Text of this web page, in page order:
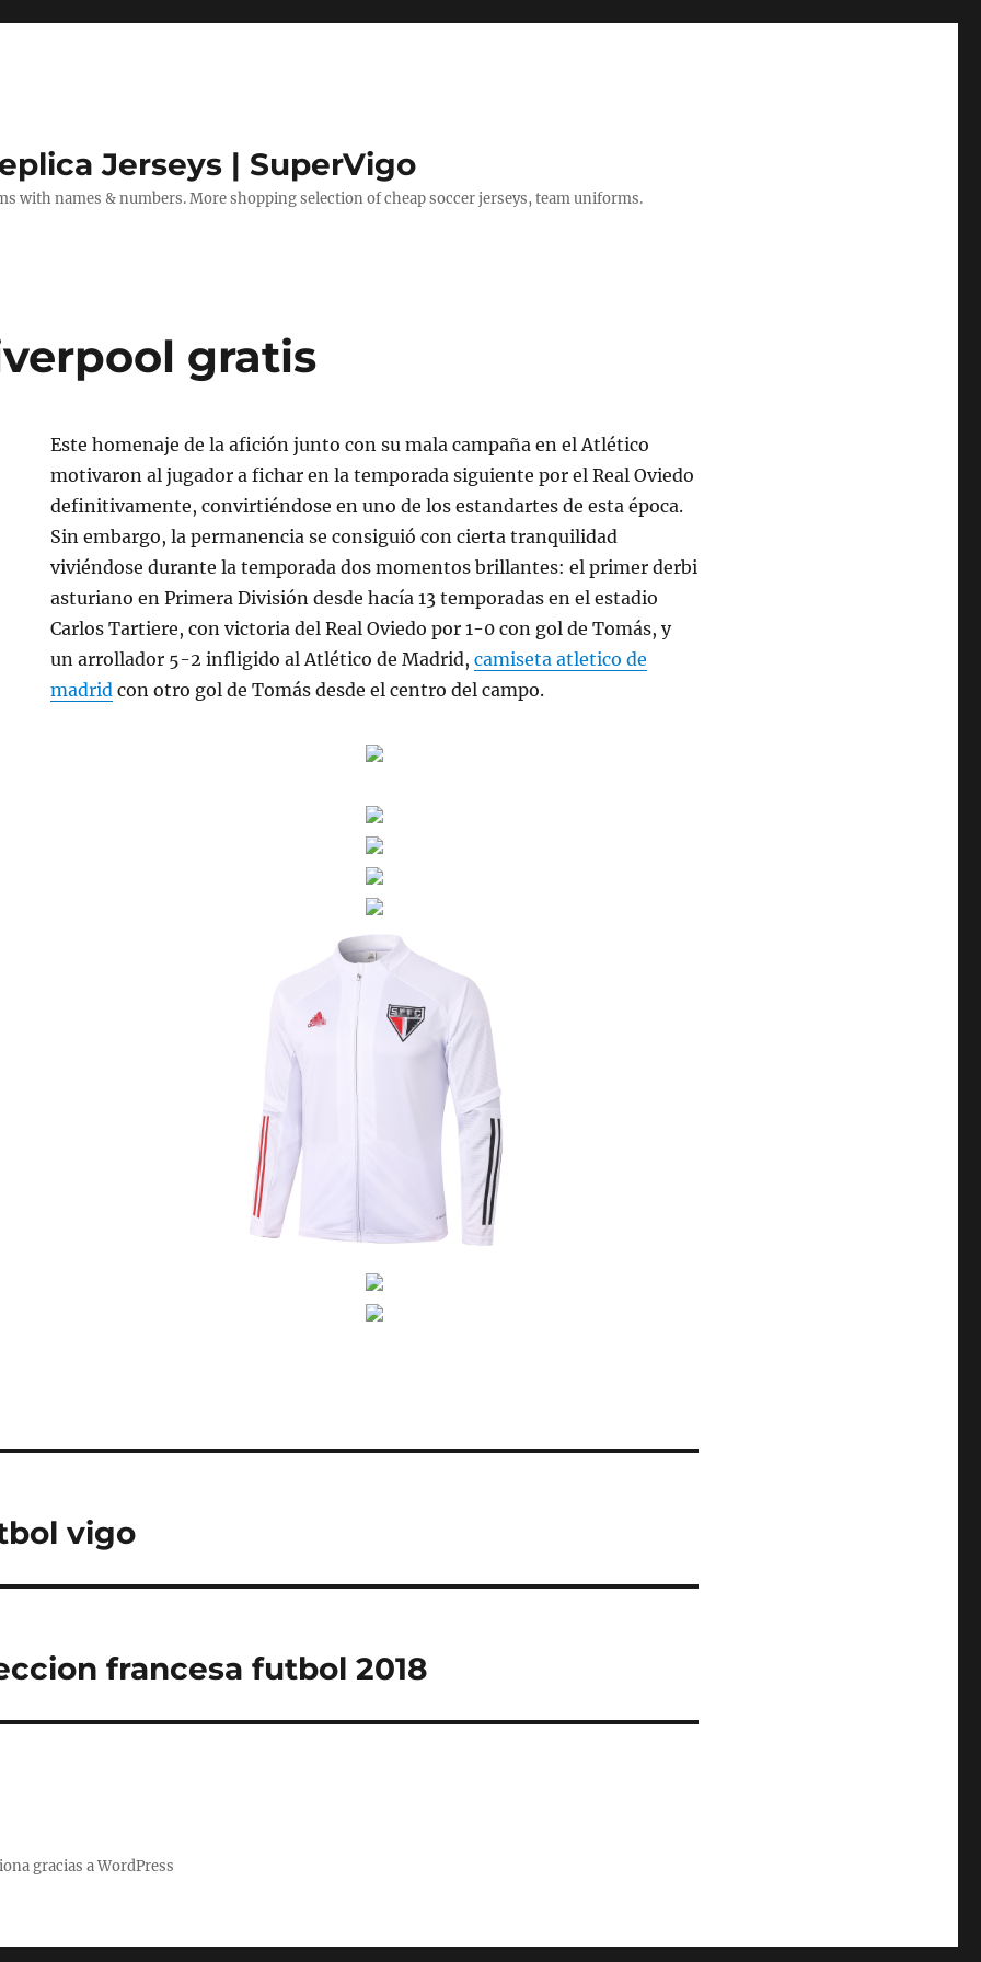
Jerseys | SuperVigo
with names & numbers. More shopping selection of cheap soccer jerseys, team uniforms.
gratis
Este homenaje de la afición junto con su mala campaña en el Atlético
motivaron al jugador a fichar en la temporada siguiente por el Real Oviedo
definitivamente, convirtiéndose en uno de los estandartes de esta época.
Sin embargo, la permanencia se consiguió con cierta tranquilidad
viviéndose durante la temporada dos momentos brillantes: el primer derbi
asturiano en Primera División desde hacía 13 temporadas en el estadio
Carlos Tartiere, con victoria del Real Oviedo por 1-0 con gol de Tomás, y
un arrollador 5-2 infligido al Atlético de Madrid,camiseta atletico de
madrid con otro gol de Tomás desde el centro del campo.
vigo
francesa futbol 2018
gracias a WordPress